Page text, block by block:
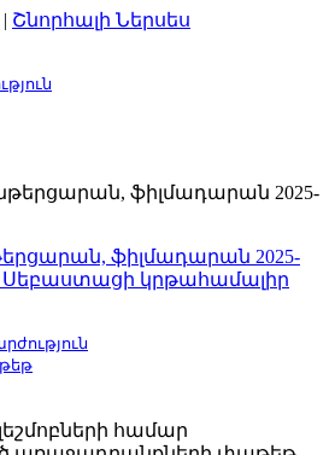
| Շնորհալի Ներսես
ֆիլմադարան 2025-
կրթահամալիր